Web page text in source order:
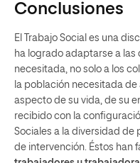
Conclusiones
El Trabajo Social es una
ha logrado adaptarse a
necesitada, no solo a los
la población necesitada
aspecto de su vida, de su
recibido con la
Sociales a la diversidad de
de intervención. Éstos han